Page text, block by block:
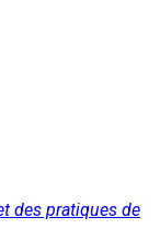
des pratiques de